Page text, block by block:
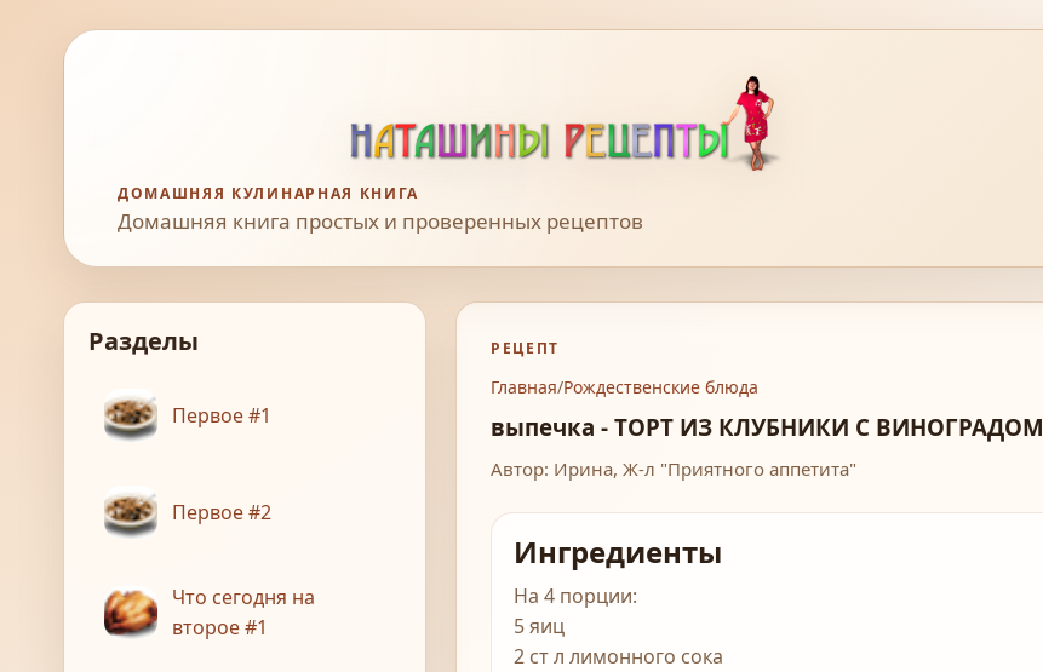
ДОМАШНЯЯ КУЛИНАРНАЯ КНИГА
Домашняя книга простых и проверенных рецептов
Разделы
Первое #1
Первое #2
Что сегодня на
второе #1
РЕЦЕПТ
Главная/Рождественские блюда
выпечка - ТОРТ ИЗ КЛУБНИКИ С ВИНОГРАДОМ
Автор: Ирина, Ж-л "Приятного аппетита"
Ингредиенты
На 4 порции:
5 яиц
2 ст л лимонного сока